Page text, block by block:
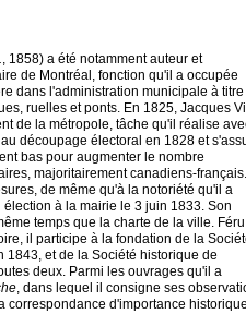
, 1858) a été notamment auteur et
de Montréal, fonction qu'il a occupée
dans l'administration municipale à titre
ruelles et ponts. En 1825, Jacques
de la métropole, tâche qu'il réalise
découpage électoral en 1828 et
bas pour augmenter le nombre
majoritairement canadiens-français.
de même qu'à la notoriété qu'il a
à la mairie le 3 juin 1833. Son
temps que la charte de la ville. Féru
il participe à la fondation de la
1843, et de la Société historique de
deux. Parmi les ouvrages qu'il a
, dans lequel il consigne ses
correspondance d'importance